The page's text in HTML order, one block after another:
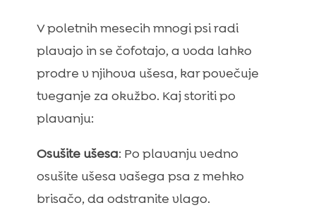
V poletnih mesecih mnogi psi radi
plavajo in se čofotajo, a voda lahko
prodre v njihova ušesa, kar povečuje
tveganje za okužbo. Kaj storiti po
plavanju:
Osušite ušesa: Po plavanju vedno
osušite ušesa vašega psa z mehko
brisačo, da odstranite vlago.